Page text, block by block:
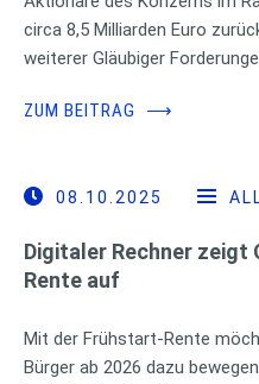
circa 8,5 Milliarden Euro
weiterer Gläubiger
ZUM BEITRAG ⟶
08.10.2025
Digitaler Rechner zeigt
Rente auf
Mit der Frühstart-Rente
Bürger ab 2026 dazu